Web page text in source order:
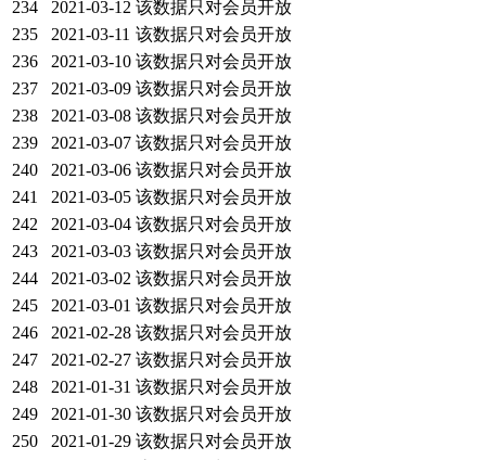
234
2021-03-12 该数据只对会员开放
235
2021-03-11 该数据只对会员开放
236
2021-03-10 该数据只对会员开放
237
2021-03-09 该数据只对会员开放
238
2021-03-08 该数据只对会员开放
239
2021-03-07 该数据只对会员开放
240
2021-03-06 该数据只对会员开放
241
2021-03-05 该数据只对会员开放
242
2021-03-04 该数据只对会员开放
243
2021-03-03 该数据只对会员开放
244
2021-03-02 该数据只对会员开放
245
2021-03-01 该数据只对会员开放
246
2021-02-28 该数据只对会员开放
247
2021-02-27 该数据只对会员开放
248
2021-01-31 该数据只对会员开放
249
2021-01-30 该数据只对会员开放
250
2021-01-29 该数据只对会员开放